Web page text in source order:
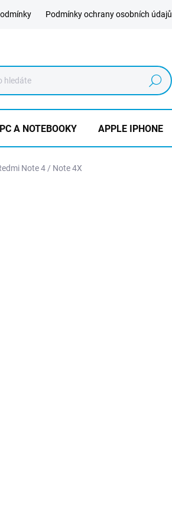
Podmínky ochrany osobních údajů
Hledat
PC A NOTEBOOKY APPLE IPHONE
Note 4 / Note 4X